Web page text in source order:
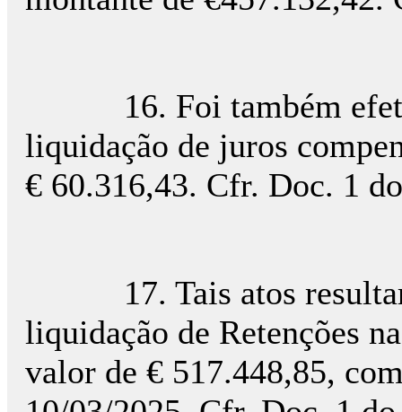
16. Foi também
liquidação de juros
€ 60.316,43. Cfr. Doc. 1
17. Tais atos
liquidação de Retenções
valor de € 517.448,85,